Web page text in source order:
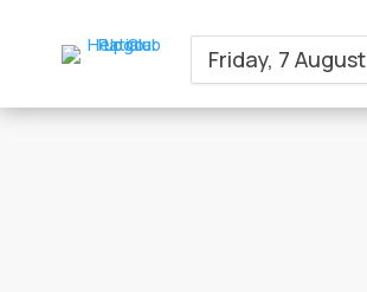
Friday, 7 August